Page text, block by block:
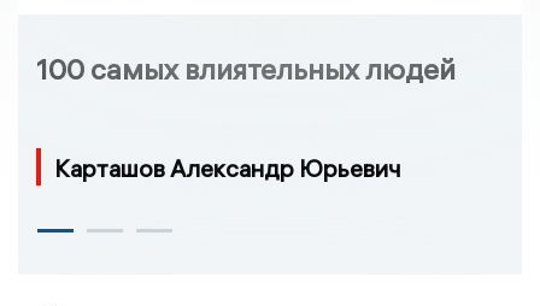
100 самых влиятельных людей
Карташов Александр Юрьевич